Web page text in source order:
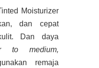
Moisturizer
dan cepat
Dan daya
to medium,
remaja